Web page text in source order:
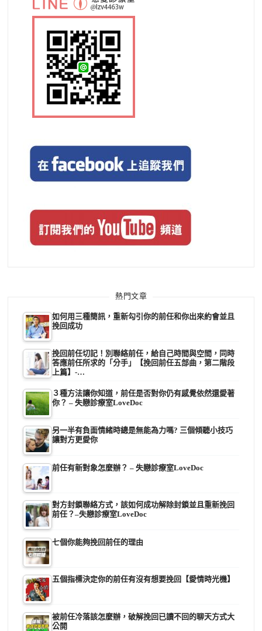
熱門文章
如何用三種簡訊，重新勾引你的前任和你出來約會並且
挽回成功
挽回前任切記！別聯絡前任，給自己時間與空間，同時
答應前任所求的「分手」【挽回前任五部曲，第二階段
上篇】-…
３種方法讓你知道，前任是否對你仍有感覺依然還愛著
你？ – 失戀診療室LoveDoc
另一半有負面情緒時總是無能為力嗎? 三個傾聽小技巧
讓對方更愛你
前任有新對象怎麼辦？ – 失戀診療室LoveDoc
對方封鎖聯絡方式，該如何成功解除封鎖並且重新挽回
前任？–失戀診療室LoveDoc
七個你能夠挽回前任的理由
五個指標決定你的前任有沒有想要挽回【愛情時光機】
被前任冷落該怎麼辦，破解挽回已讀不回的聊天方式大
公開